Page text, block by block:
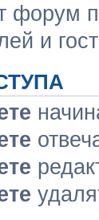
форум
и